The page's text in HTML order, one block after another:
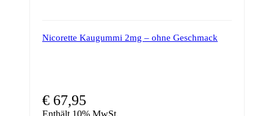
Nicorette Kaugummi 2mg – ohne Geschmack
€ 67,95
Enthält 10% MwSt.